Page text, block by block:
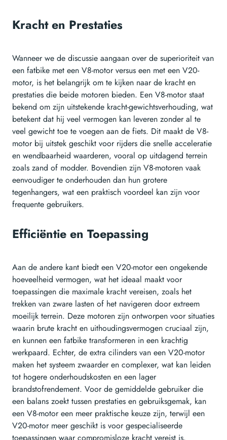
Kracht en Prestaties
Wanneer we de discussie aangaan over de superioriteit van
een fatbike met een V8-motor versus een met een V20-
motor, is het belangrijk om te kijken naar de kracht en
prestaties die beide motoren bieden. Een V8-motor staat
bekend om zijn uitstekende kracht-gewichtsverhouding, wat
betekent dat hij veel vermogen kan leveren zonder al te
veel gewicht toe te voegen aan de fiets. Dit maakt de V8-
motor bij uitstek geschikt voor rijders die snelle acceleratie
en wendbaarheid waarderen, vooral op uitdagend terrein
zoals zand of modder. Bovendien zijn V8-motoren vaak
eenvoudiger te onderhouden dan hun grotere
tegenhangers, wat een praktisch voordeel kan zijn voor
frequente gebruikers.
Efficiëntie en Toepassing
Aan de andere kant biedt een V20-motor een ongekende
hoeveelheid vermogen, wat het ideaal maakt voor
toepassingen die maximale kracht vereisen, zoals het
trekken van zware lasten of het navigeren door extreem
moeilijk terrein. Deze motoren zijn ontworpen voor situaties
waarin brute kracht en uithoudingsvermogen cruciaal zijn,
en kunnen een fatbike transformeren in een krachtig
werkpaard. Echter, de extra cilinders van een V20-motor
maken het systeem zwaarder en complexer, wat kan leiden
tot hogere onderhoudskosten en een lager
brandstofrendement. Voor de gemiddelde gebruiker die
een balans zoekt tussen prestaties en gebruiksgemak, kan
een V8-motor een meer praktische keuze zijn, terwijl een
V20-motor meer geschikt is voor gespecialiseerde
toepassingen waar compromisloze kracht vereist is.